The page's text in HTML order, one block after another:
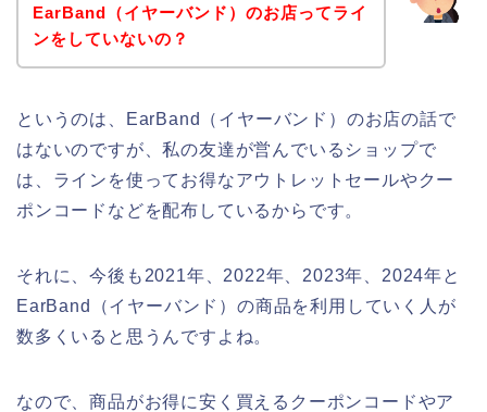
EarBand（イヤーバンド）のお店ってライ
ンをしていないの？
というのは、EarBand（イヤーバンド）のお店の話で
はないのですが、私の友達が営んでいるショップで
は、ラインを使ってお得なアウトレットセールやクー
ポンコードなどを配布しているからです。
それに、今後も2021年、2022年、2023年、2024年と
EarBand（イヤーバンド）の商品を利用していく人が
数多くいると思うんですよね。
なので、商品がお得に安く買えるクーポンコードやア